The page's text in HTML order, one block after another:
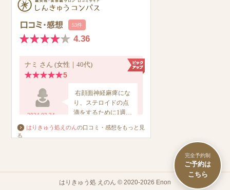
はりきゅう処えのんの口コミ・感想をもっと見
る
はりきゅう処 えのん © 2020-2026 Enon
完全予約制